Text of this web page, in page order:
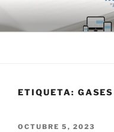
Saltar
al
contenido
ETIQUETA:
PUBLICADO
OCTUBRE 5, 2023